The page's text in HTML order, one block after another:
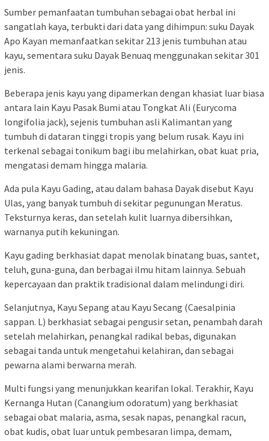
Sumber pemanfaatan tumbuhan sebagai obat herbal ini
sangatlah kaya, terbukti dari data yang dihimpun: suku Dayak
Apo Kayan memanfaatkan sekitar 213 jenis tumbuhan atau
kayu, sementara suku Dayak Benuaq menggunakan sekitar 301
jenis.
Beberapa jenis kayu yang dipamerkan dengan khasiat luar biasa
antara lain Kayu Pasak Bumi atau Tongkat Ali (Eurycoma
longifolia jack), sejenis tumbuhan asli Kalimantan yang
tumbuh di dataran tinggi tropis yang belum rusak. Kayu ini
terkenal sebagai tonikum bagi ibu melahirkan, obat kuat pria,
mengatasi demam hingga malaria.
Ada pula Kayu Gading, atau dalam bahasa Dayak disebut Kayu
Ulas, yang banyak tumbuh di sekitar pegunungan Meratus.
Teksturnya keras, dan setelah kulit luarnya dibersihkan,
warnanya putih kekuningan.
Kayu gading berkhasiat dapat menolak binatang buas, santet,
teluh, guna-guna, dan berbagai ilmu hitam lainnya. Sebuah
kepercayaan dan praktik tradisional dalam melindungi diri.
Selanjutnya, Kayu Sepang atau Kayu Secang (Caesalpinia
sappan. L) berkhasiat sebagai pengusir setan, penambah darah
setelah melahirkan, penangkal radikal bebas, digunakan
sebagai tanda untuk mengetahui kelahiran, dan sebagai
pewarna alami berwarna merah.
Multi fungsi yang menunjukkan kearifan lokal. Terakhir, Kayu
Kernanga Hutan (Canangium odoratum) yang berkhasiat
sebagai obat malaria, asma, sesak napas, penangkal racun,
obat kudis, obat luar untuk pembesaran limpa, demam,